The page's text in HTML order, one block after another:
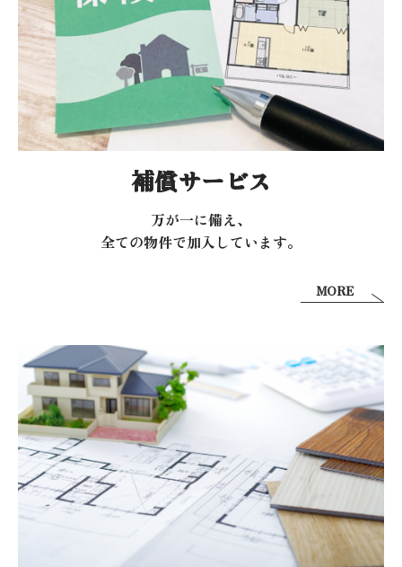
補償サービス
万が一に備え、
全ての物件で加入しています。
MORE